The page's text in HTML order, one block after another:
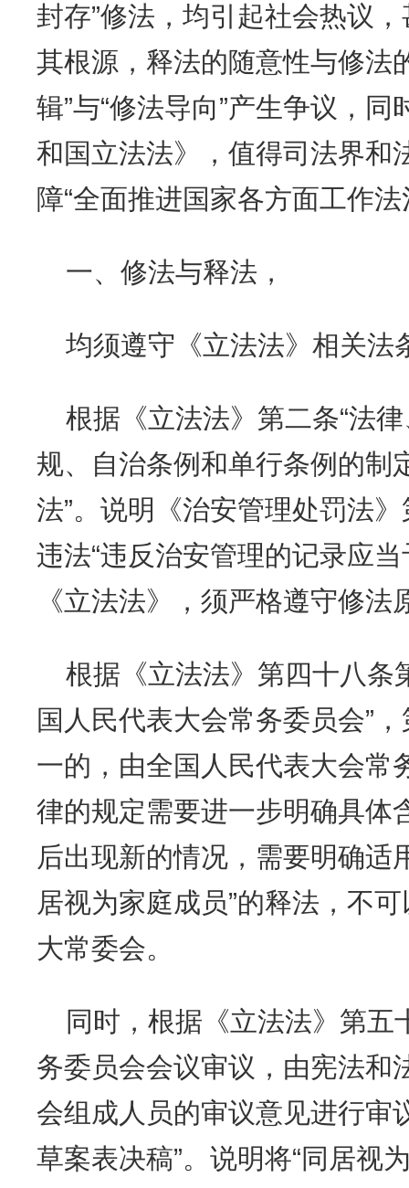
封存”修法，均引起社会热议
其根源，释法的随意性与修法
辑”与“修法导向”产生争议，
和国立法法》，值得司法界和
障“全面推进国家各方面工作法
一、修法与释法，
均须遵守《立法法》相关法
根据《立法法》第二条“法
规、自治条例和单行条例的制
法”。说明《治安管理处罚法
违法“违反治安管理的记录应
《立法法》，须严格遵守修法
根据《立法法》第四十八条
国人民代表大会常务委员会”
一的，由全国人民代表大会常
律的规定需要进一步明确具体
后出现新的情况，需要明确适
居视为家庭成员”的释法，不
大常委会。
同时，根据《立法法》第五
务委员会会议审议，由宪法和
会组成人员的审议意见进行审
草案表决稿”。说明将“同居视